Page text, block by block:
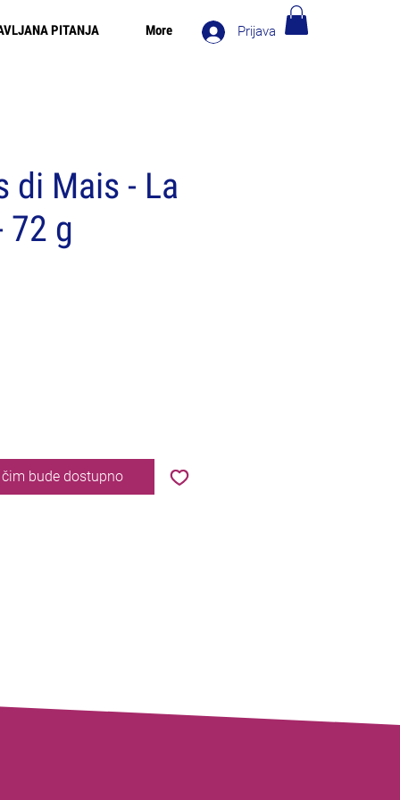
Prijava
PITANJA More
di Mais - La
72 g
bude dostupno